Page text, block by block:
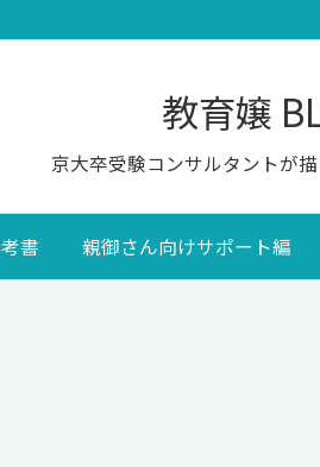
教育嬢
京大卒受験コンサルタントが
書 親御さん向けサポート編